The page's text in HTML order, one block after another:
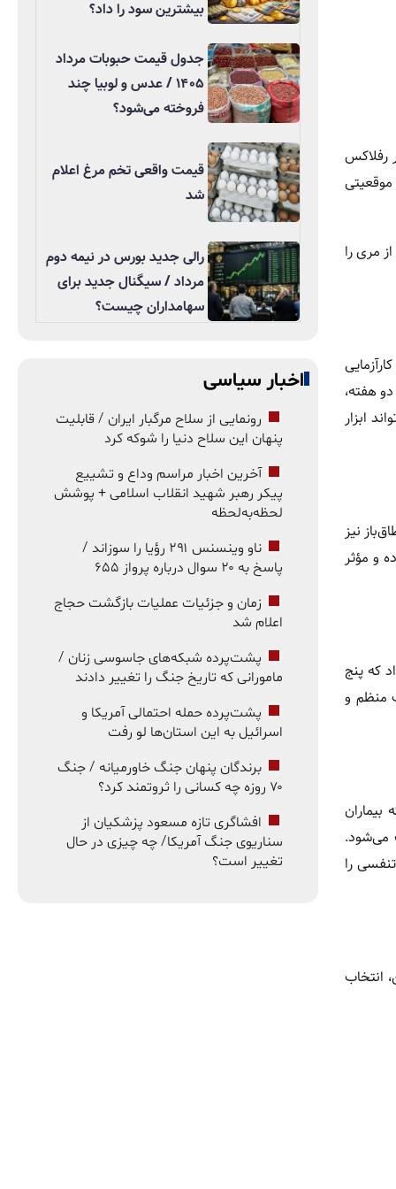
رفلاکس
موقعیتی
اسید از مری را
هفته،
ابزار
نیز
و مؤثر
حساس است. مطالعه‌ای مروری در سال ۲۰۲۴ نشان داد که پنج
منظم و
می‌شود.
را
انتخاب
بیشترین سود را داد؟
جدول قیمت حبوبات مرداد
۱۴۰۵ / عدس و لوبیا چند
فروخته می‌شود؟
قیمت واقعی تخم مرغ اعلام
شد
رالی جدید بورس در نیمه دوم
مرداد / سیگنال جدید برای
سهامداران چیست؟
اخبار سیاسی
رونمایی از سلاح مرگبار ایران / قابلیت
پنهان این سلاح دنیا را شوکه کرد
آخرین اخبار مراسم وداع و تشییع
پیکر رهبر شهید انقلاب اسلامی + پوشش
لحظه‌به‌لحظه
ناو وینسنس ۲۹۱ رؤیا را سوزاند /
پاسخ به ۲۰ سوال درباره پرواز ۶۵۵
زمان و جزئیات عملیات بازگشت حجاج
اعلام شد
پشت‌پرده شبکه‌های جاسوسی زنان /
مامورانی که تاریخ جنگ را تغییر دادند
پشت‌پرده حمله احتمالی آمریکا و
اسرائیل به این استان‌ها لو رفت
برندگان پنهان جنگ خاورمیانه / جنگ
۷۰ روزه چه کسانی را ثروتمند کرد؟
افشاگری تازه مسعود پزشکیان از
سناریوی جنگ آمریکا/ چه چیزی در حال
تغییر است؟